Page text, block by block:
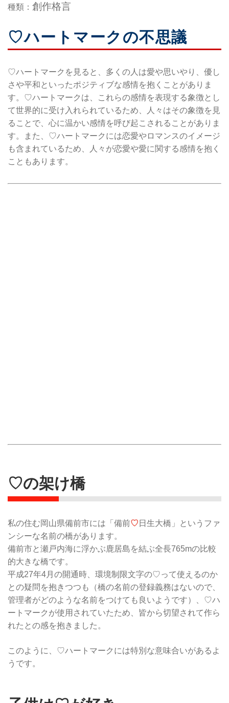
種類： 創作格言
♡ハートマークの不思議
♡ハートマークを見ると、多くの人は愛や思いやり、優し
さや平和といったポジティブな感情を抱くことがありま
す。♡ハートマークは、これらの感情を表現する象徴とし
て世界的に受け入れられているため、人々はその象徴を見
ることで、心に温かい感情を呼び起こされることがありま
す。また、♡ハートマークには恋愛やロマンスのイメージ
も含まれているため、人々が恋愛や愛に関する感情を抱く
こともあります。
♡の架け橋
私の住む岡山県備前市には「備前♡ 日生大橋」というファ
ンシーな名前の橋があります。
備前市と瀬戸内海に浮かぶ鹿居島を結ぶ全長765mの比較
的大きな橋です。
平成27年4月の開通時、環境制限文字の♡って使えるのか
との疑問を抱きつつも（橋の名前の登録義務はないので、
管理者がどのような名前をつけても良いようです）、♡ハ
ートマークが使用されていたため、皆から切望されて作ら
れたとの感を抱きました。
このように、♡ハートマークには特別な意味合いがあるよ
うです。